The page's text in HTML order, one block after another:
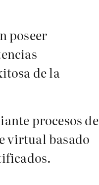
poseer
de la
procesos de
virtual basado